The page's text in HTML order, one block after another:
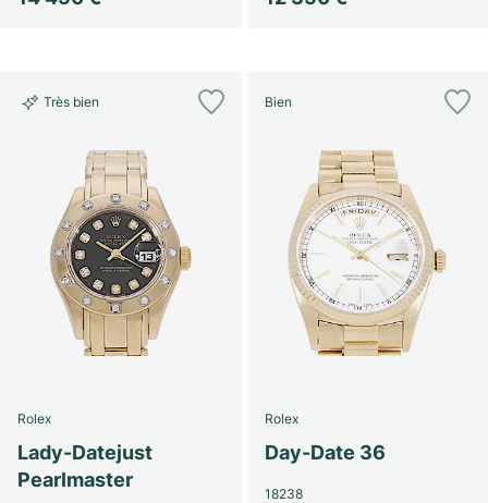
Très bien
Rolex
Lady-Datejust
Pearlmaster
Bien
Rolex
Day-Date 36
18238